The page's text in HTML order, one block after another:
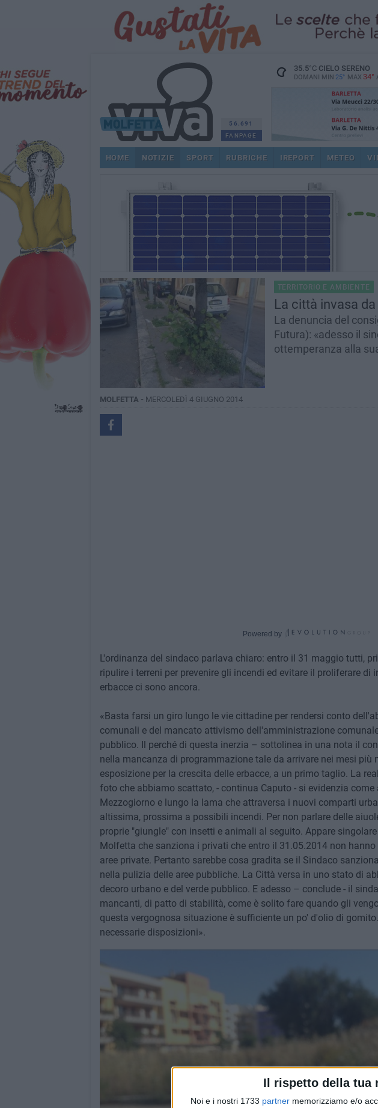
Il rispetto della tua
Noi e i nostri 1733 partner memorizziamo e/o
56.691
FANPAGE
35.5°CCIELO SERENO
DOMANI MIN 25° MAX 34°
HOME NOTIZIE SPORT RUBRICHE IREPORT METEO
TERRITORIO E AMBIENTE
La città invasa
La denuncia del
Futura): «adesso il
ottemperanza alla
MOLFETTA - MERCOLEDÌ 4 GIUGNO 2014
Powered by
L'ordinanza del sindaco parlava chiaro: entro il 31 maggio tutti,
ripulire i terreni per prevenire gli incendi ed evitare il proliferare di
erbacce ci sono ancora.
«Basta farsi un giro lungo le vie cittadine per rendersi conto
comunali e del mancato attivismo dell'amministrazione
pubblico. Il perché di questa inerzia – sottolinea in una nota il
nella mancanza di programmazione tale da arrivare nei mesi più
esposizione per la crescita delle erbacce, a un primo taglio. La
foto che abbiamo scattato, - continua Caputo - si evidenzia
Mezzogiorno e lungo la lama che attraversa i nuovi comparti
altissima, prossima a possibili incendi. Per non parlare delle
proprie "giungle" con insetti e animali al seguito. Appare
Molfetta che sanziona i privati che entro il 31.05.2014 non
aree private. Pertanto sarebbe cosa gradita se il Sindaco
nella pulizia delle aree pubbliche. La Città versa in uno stato di
decoro urbano e del verde pubblico. E adesso – conclude - il
mancanti, di patto di stabilità, come è solito fare quando gli
questa vergognosa situazione è sufficiente un po' d'olio di
necessarie disposizioni».